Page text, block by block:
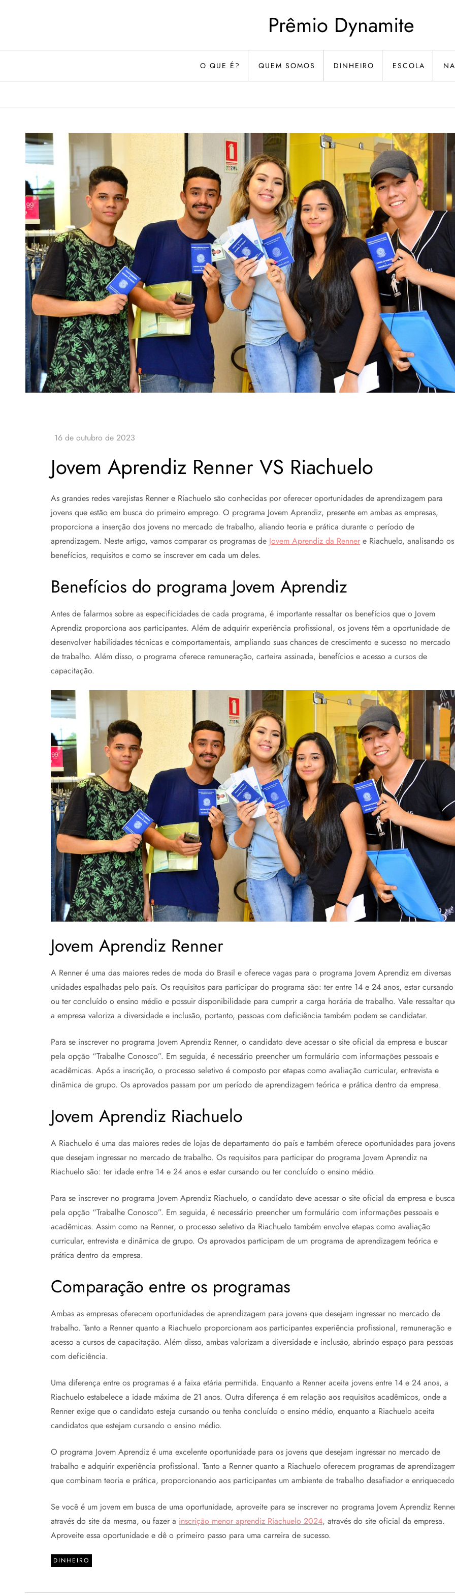
Prêmio Dynamite
O QUE É? QUEM SOMOS DINHEIRO ESCOLA
Jovem Aprendiz Renner VS Riachuelo
As grandes redes varejistas Renner e Riachuelo são conhecidas por oferecer oportunidades de aprendizagem para
jovens que estão em busca do primeiro emprego. O programa Jovem Aprendiz, presente em ambas as empresas,
proporciona a inserção dos jovens no mercado de trabalho, aliando teoria e prática durante o período de
aprendizagem. Neste artigo, vamos comparar os programas de Jovem Aprendiz da Renner e Riachuelo, analisando os
benefícios, requisitos e como se inscrever em cada um deles.
Benefícios do programa Jovem Aprendiz
Antes de falarmos sobre as especificidades de cada programa, é importante ressaltar os benefícios que o Jovem
Aprendiz proporciona aos participantes. Além de adquirir experiência profissional, os jovens têm a oportunidade de
desenvolver habilidades técnicas e comportamentais, ampliando suas chances de crescimento e sucesso no mercado
de trabalho. Além disso, o programa oferece remuneração, carteira assinada, benefícios e acesso a cursos de
capacitação.
Jovem Aprendiz Renner
A Renner é uma das maiores redes de moda do Brasil e oferece vagas para o programa Jovem Aprendiz em diversas
unidades espalhadas pelo país. Os requisitos para participar do programa são: ter entre 14 e 24 anos, estar cursando
ou ter concluído o ensino médio e possuir disponibilidade para cumprir a carga horária de trabalho. Vale ressaltar
a empresa valoriza a diversidade e inclusão, portanto, pessoas com deficiência também podem se candidatar.
Para se inscrever no programa Jovem Aprendiz Renner, o candidato deve acessar o site oficial da empresa e buscar
pela opção “Trabalhe Conosco”. Em seguida, é necessário preencher um formulário com informações pessoais e
acadêmicas. Após a inscrição, o processo seletivo é composto por etapas como avaliação curricular, entrevista e
dinâmica de grupo. Os aprovados passam por um período de aprendizagem teórica e prática dentro da empresa.
Jovem Aprendiz Riachuelo
A Riachuelo é uma das maiores redes de lojas de departamento do país e também oferece oportunidades para jovens
que desejam ingressar no mercado de trabalho. Os requisitos para participar do programa Jovem Aprendiz na
Riachuelo são: ter idade entre 14 e 24 anos e estar cursando ou ter concluído o ensino médio.
Para se inscrever no programa Jovem Aprendiz Riachuelo, o candidato deve acessar o site oficial da empresa e
pela opção “Trabalhe Conosco”. Em seguida, é necessário preencher um formulário com informações pessoais e
acadêmicas. Assim como na Renner, o processo seletivo da Riachuelo também envolve etapas como avaliação
curricular, entrevista e dinâmica de grupo. Os aprovados participam de um programa de aprendizagem teórica e
prática dentro da empresa.
Comparação entre os programas
Ambas as empresas oferecem oportunidades de aprendizagem para jovens que desejam ingressar no mercado de
trabalho. Tanto a Renner quanto a Riachuelo proporcionam aos participantes experiência profissional, remuneração e
acesso a cursos de capacitação. Além disso, ambas valorizam a diversidade e inclusão, abrindo espaço para pessoas
com deficiência.
Uma diferença entre os programas é a faixa etária permitida. Enquanto a Renner aceita jovens entre 14 e 24 anos, a
Riachuelo estabelece a idade máxima de 21 anos. Outra diferença é em relação aos requisitos acadêmicos, onde a
Renner exige que o candidato esteja cursando ou tenha concluído o ensino médio, enquanto a Riachuelo aceita
candidatos que estejam cursando o ensino médio.
O programa Jovem Aprendiz é uma excelente oportunidade para os jovens que desejam ingressar no mercado de
trabalho e adquirir experiência profissional. Tanto a Renner quanto a Riachuelo oferecem programas de
que combinam teoria e prática, proporcionando aos participantes um ambiente de trabalho desafiador e
Se você é um jovem em busca de uma oportunidade, aproveite para se inscrever no programa Jovem Aprendiz
através do site da mesma, ou fazer a inscrição menor aprendiz Riachuelo 2024, através do site oficial da empresa.
Aproveite essa oportunidade e dê o primeiro passo para uma carreira de sucesso.
DINHEIRO